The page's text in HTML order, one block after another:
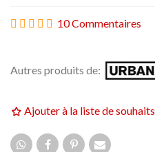
10 Commentaires
Autres produits de:
Ajouter à la liste de souhaits